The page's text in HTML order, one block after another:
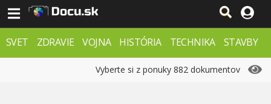
SVET ZDRAVIE VOJNA HISTÓRIA TECHNIKA
STAVBY
VESMÍR KRIMI FX
Vyberte si z ponuky 882 dokumentov
0:05
45.
Hľadanie templárskeho
pokladu
Zakázaná história -